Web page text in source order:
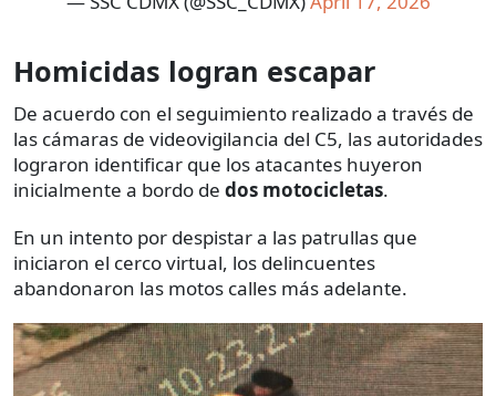
Homicidas logran escapar
De acuerdo con el seguimiento realizado a través de
las cámaras de videovigilancia del C5, las autoridades
lograron identificar que los atacantes huyeron
inicialmente a bordo de dos motocicletas.
En un intento por despistar a las patrullas que
iniciaron el cerco virtual, los delincuentes
abandonaron las motos calles más adelante.